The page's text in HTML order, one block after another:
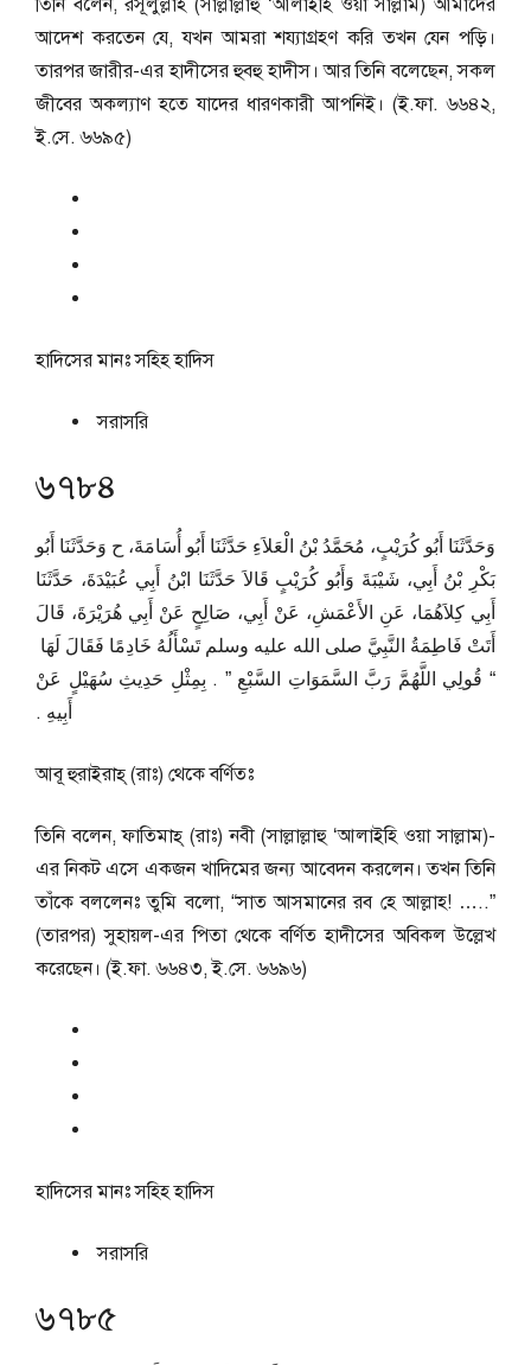
তিনি বলেন, রসূলুল্লাহ (সাল্লাল্লাহু ‘আলাইহি ওয়া সাল্লাম) আমাদের
আদেশ করতেন যে, যখন আমরা শয্যাগ্রহণ করি তখন যেন পড়ি।
তারপর জারীর-এর হাদীসের হুবহু হাদীস। আর তিনি বলেছেন, সকল
জীবের অকল্যাণ হতে যাদের ধারণকারী আপনিই। (ই.ফা. ৬৬৪২,
ই.সে. ৬৬৯৫)
হাদিসের মানঃসহিহ হাদিস
সরাসরি
৬৭৮৪
وَحَدَّثَنَا أَبُو كُرَيْبٍ، مُحَمَّدُ بْنُ الْعَلاَءِ حَدَّثَنَا أَبُو أُسَامَةَ، ح وَحَدَّثَنَا أَبُو
بَكْرِ بْنُ أَبِي، شَيْبَةَ وَأَبُو كُرَيْبٍ قَالاَ حَدَّثَنَا ابْنُ أَبِي عُبَيْدَةَ، حَدَّثَنَا
أَبِي كِلاَهُمَا، عَنِ الأَعْمَشِ، عَنْ أَبِي، صَالِحٍ عَنْ أَبِي هُرَيْرَةَ، قَالَ
أَتَتْ فَاطِمَةُ النَّبِيَّ صلى الله عليه وسلم تَسْأَلُهُ خَادِمًا فَقَالَ لَهَا ‏
“‏ قُولِي اللَّهُمَّ رَبَّ السَّمَوَاتِ السَّبْعِ ‏”‏ ‏.‏ بِمِثْلِ حَدِيثِ سُهَيْلٍ عَنْ
أَبِيهِ ‏.‏
আবূ হুরাইরাহ্ (রাঃ) থেকে বর্ণিতঃ
তিনি বলেন, ফাতিমাহ্ (রাঃ) নবী (সাল্লাল্লাহু ‘আলাইহি ওয়া সাল্লাম)-
এর নিকট এসে একজন খাদিমের জন্য আবেদন করলেন। তখন তিনি
তাঁকে বললেনঃ তুমি বলো, “সাত আসমানের রব হে আল্লাহ! …..”
(তারপর) সুহায়ল-এর পিতা থেকে বর্ণিত হাদীসের অবিকল উল্লেখ
করেছেন। (ই.ফা. ৬৬৪৩, ই.সে. ৬৬৯৬)
হাদিসের মানঃসহিহ হাদিস
সরাসরি
৬৭৮৫